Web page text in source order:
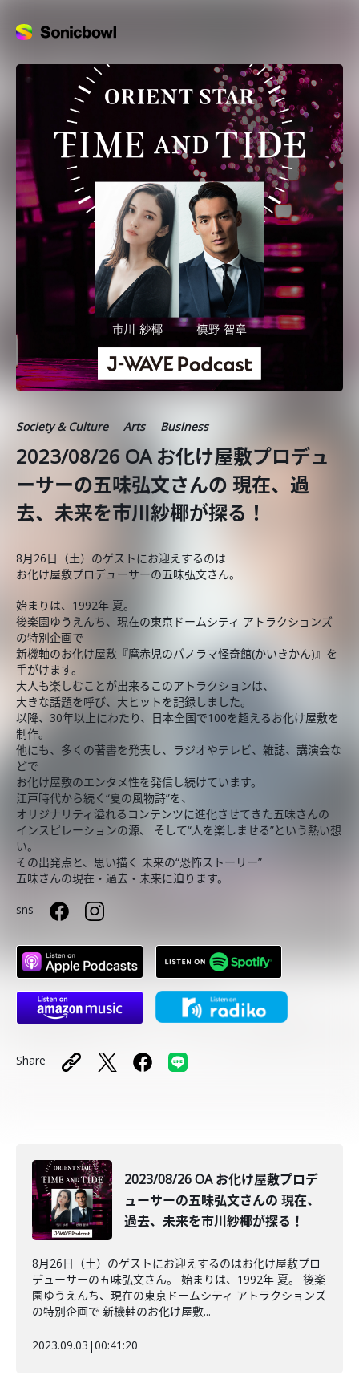
Society & Culture Arts Business
2023/08/26 OA お化け屋敷プロデュ
ーサーの五味弘文さんの 現在、過
去、未来を市川紗椰が探る！
8月26日（土）のゲストにお迎えするのは
お化け屋敷プロデューサーの五味弘文さん。
始まりは、1992年 夏。
後楽園ゆうえんち、現在の東京ドームシティ アトラクションズ
の特別企画で
新機軸のお化け屋敷『麿赤児のパノラマ怪奇館(かいきかん)』を
手がけます。
大人も楽しむことが出来るこのアトラクションは、
大きな話題を呼び、大ヒットを記録しました。
以降、30年以上にわたり、日本全国で100を超えるお化け屋敷を
制作。
他にも、多くの著書を発表し、ラジオやテレビ、雑誌、講演会な
どで
お化け屋敷のエンタメ性を発信し続けています。
江戸時代から続く“夏の風物詩”を、
オリジナリティ溢れるコンテンツに進化させてきた五味さんの
インスピレーションの源、 そして“人を楽しませる”という熱い想
い。
その出発点と、思い描く 未来の“恐怖ストーリー”
五味さんの現在・過去・未来に迫ります。
sns
Share
2023/08/26 OA お化け屋敷プロデ
ューサーの五味弘文さんの 現在、
過去、未来を市川紗椰が探る！
8月26日（土）のゲストにお迎えするのはお化け屋敷プロ
デューサーの五味弘文さん。 始まりは、1992年 夏。 後楽
園ゆうえんち、現在の東京ドームシティ アトラクションズ
の特別企画で 新機軸のお化け屋敷...
2023.09.03 |00:41:20